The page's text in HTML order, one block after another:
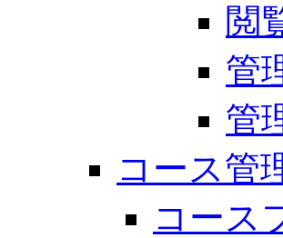
閲
管
管
コース管
コース